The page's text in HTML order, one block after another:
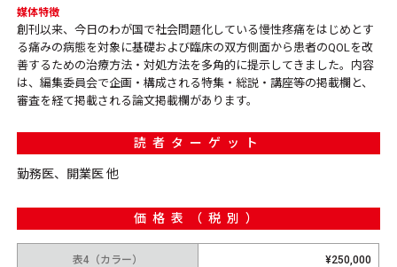
媒体特徴
創刊以来、今日のわが国で社会問題化している慢性疼痛をはじめとす
る痛みの病態を対象に基礎および臨床の双方側面から患者のQOLを改
善するための治療方法・対処方法を多角的に提示してきました。内容
は、編集委員会で企画・構成される特集・総説・講座等の掲載欄と、
審査を経て掲載される論文掲載欄があります。
読者ターゲット
勤務医、開業医 他
価格表（税別）
表4（カラー） ¥250,000